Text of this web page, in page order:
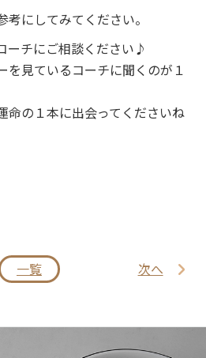
にしてみてください。
ーチにご相談ください♪
を見ているコーチに聞くのが１
命の１本に出会ってくださいね
一覧 次へ